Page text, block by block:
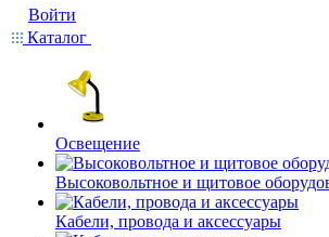
Войти
Каталог
Освещение
Высоковольтное и щитовое
Кабели, провода и аксессуары